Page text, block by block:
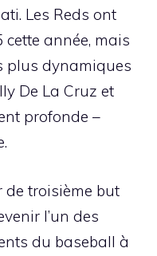
Les Reds ont
année, mais
plus dynamiques
De La Cruz et
profonde –
de troisième but
l’un des
du baseball à